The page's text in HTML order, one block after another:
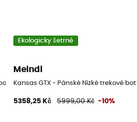
Ekologicky šetrné
Meindl
Kansas GTX - Pánské Nízké trekové boty
5358,25 Kč 5999,00 Kč -10%